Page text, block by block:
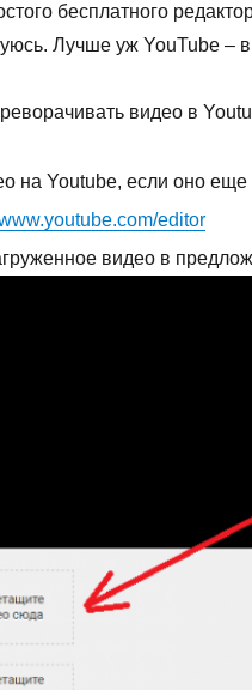
бесплатного
Лучше уж YouTube –
видео в
на Youtube, если оно еще
editor
видео в